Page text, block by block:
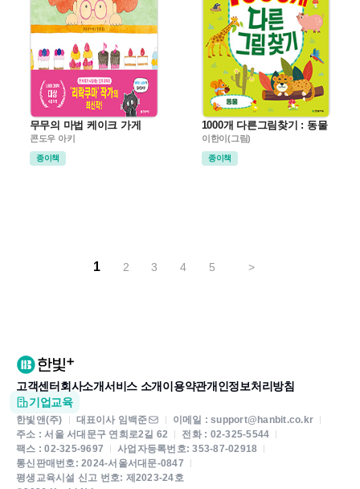
무무의 마법 케이크 가게
콘도우 아키
종이책
1000개 다른그림찾기 : 동물
이한이(그림)
종이책
1 2 3 4 5 >
고객센터 회사소개서비스 소개 이용약관개인정보처리방침
기업교육
한빛앤(주) 대표이사 임백준
이메일 : support@hanbit.co.kr
주소 : 서울 서대문구 연희로2길 62
전화 : 02-325-5544
팩스 : 02-325-9697
사업자등록번호: 353-87-02918
통신판매번호: 2024-서울서대문-0847
평생교육시설 신고 번호: 제2023-24호